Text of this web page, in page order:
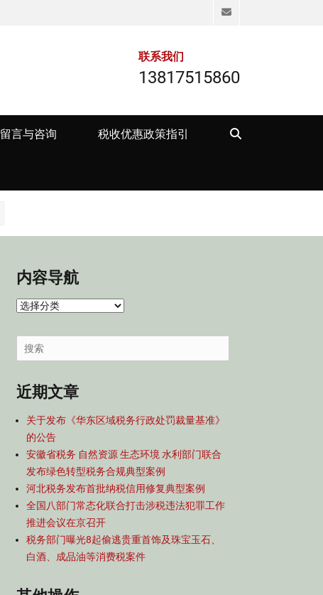
Email
联系我们
13817515860
留言与咨询 税收优惠政策指引
内容导航
内
导
航
Search
for:
近期文章
关于发布《华东区域税务行政处罚裁量基准》
的公告
安徽省税务 自然资源 生态环境 水利部门联合
发布绿色转型税务合规典型案例
河北税务发布首批纳税信用修复典型案例
全国八部门常态化联合打击涉税违法犯罪工作
推进会议在京召开
税务部门曝光8起偷逃贵重首饰及珠宝玉石、
白酒、成品油等消费税案件